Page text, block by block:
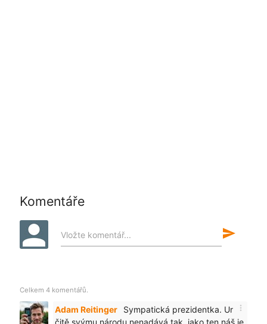
Komentáře
Vložte komentář... send
Celkem 4 komentářů.
Adam Reitinger more_vert
Sympatická prezidentka. Ur
čitě svýmu národu nenadává tak, jako ten náš je